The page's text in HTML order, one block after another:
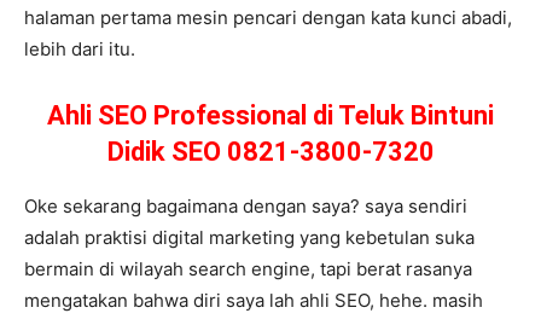
halaman pertama mesin pencari dengan kata kunci abadi,
lebih dari itu.
Ahli SEO Professional di Teluk Bintuni
Didik SEO 0821-3800-7320
Oke sekarang bagaimana dengan saya? saya sendiri
adalah praktisi digital marketing yang kebetulan suka
bermain di wilayah search engine, tapi berat rasanya
mengatakan bahwa diri saya lah ahli SEO, hehe. masih